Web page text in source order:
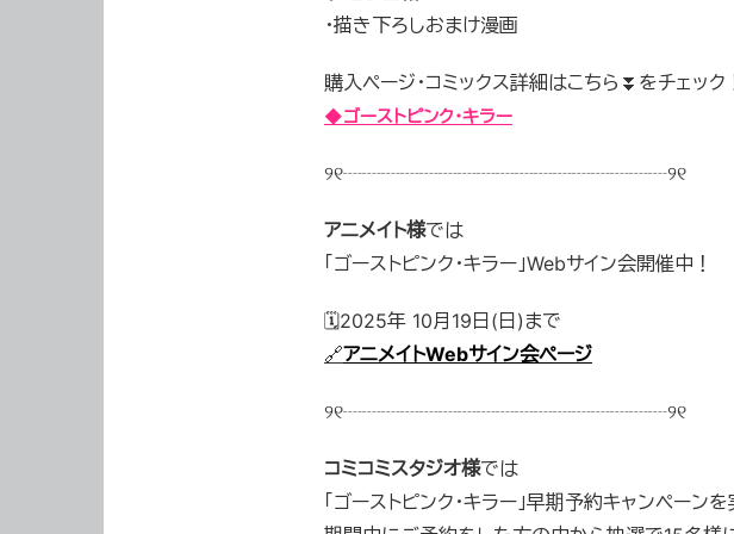
・描き下ろしおまけ漫画
購入ページ・コミックス詳細はこちら⏬をチェック
◆ゴーストピンク・キラー
୨୧┈┈┈┈┈┈┈┈┈┈┈┈┈┈┈┈┈୨୧
アニメイト様では
「ゴーストピンク・キラー」Webサイン会開催中！
🗓2025年 10月19日(日)まで
🔗アニメイトWebサイン会ページ
୨୧┈┈┈┈┈┈┈┈┈┈┈┈┈┈┈┈┈୨୧
コミコミスタジオ様では
「ゴーストピンク・キラー」早期予約キャンペーン